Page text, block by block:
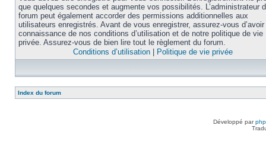
que quelques secondes et augmente vos possibilités. L’administrateur
forum peut également accorder des permissions additionnelles aux
utilisateurs enregistrés. Avant de vous enregistrer, assurez-vous
connaissance de nos conditions d’utilisation et de notre politique de vie
privée. Assurez-vous de bien lire tout le règlement du forum.
Conditions d’utilisation
Politique de vie privée
Index du forum
Développé par